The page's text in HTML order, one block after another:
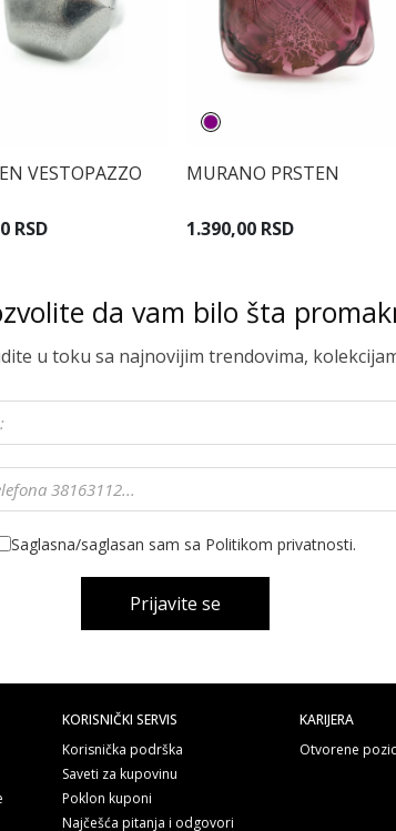
VESTOPAZZO
RSD
MURANO PRSTEN
1.390,00 RSD
da vam bilo šta
u toku sa najnovijim trendovima,
Saglasna/saglasan sam sa Politikom privatnosti.
Prijavite se
KORISNIČKI SERVIS
Korisnička podrška
Saveti za kupovinu
Poklon kuponi
Najčešća pitanja i odgovori
KARIJERA
Otvorene